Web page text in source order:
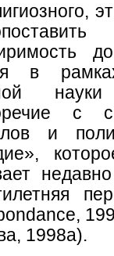
в
с
и
1998а).